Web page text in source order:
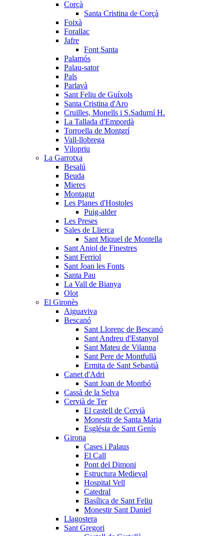
Corçà
Santa Cristina de Corçà
Foixà
Forallac
Jafre
Font Santa
Palamós
Palau-sator
Pals
Parlavà
Sant Feliu de Guíxols
Santa Cristina d'Aro
Cruïlles, Monells i S.Sadurní H.
La Tallada d'Empordà
Torroella de Montgrí
Vall-llobrega
Vilopriu
La Garrotxa
Besalú
Beuda
Mieres
Montagut
Les Planes d'Hostoles
Puig-alder
Les Preses
Sales de Llierca
Sant Miquel de Montella
Sant Aniol de Finestres
Sant Ferriol
Sant Joan les Fonts
Santa Pau
La Vall de Bianya
Olot
El Gironès
Aiguaviva
Bescanó
Sant Llorenç de Bescanó
Sant Andreu d'Estanyol
Sant Mateu de Vilanna
Sant Pere de Montfullà
Ermita de Sant Sebastià
Canet d'Adri
Sant Joan de Montbó
Cassà de la Selva
Cervià de Ter
El castell de Cervià
Monestir de Santa Maria
Església de Sant Genís
Girona
Cases i Palaus
El Call
Pont del Dimoni
Estructura Medieval
Hospital Vell
Catedral
Basílica de Sant Feliu
Monestir Sant Daniel
Llagostera
Sant Gregori